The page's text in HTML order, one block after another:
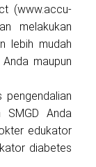
(www.accu-
melakukan
lebih mudah
maupun
pengendalian
SMGD Anda
edukator
diabetes